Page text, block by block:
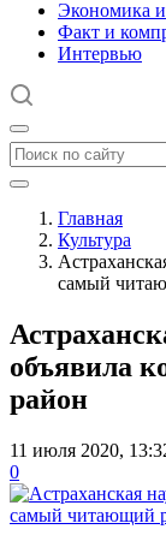
Экономика
Факт и
Интервью
Главная
Культура
самый
объявила
район
11 июля 2020,
0